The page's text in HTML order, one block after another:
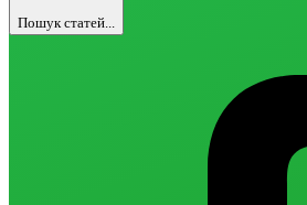
Пошук статей...